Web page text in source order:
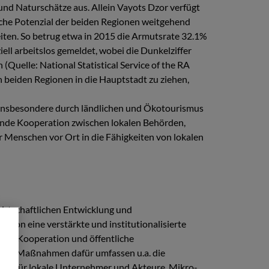
Naturschätze aus. Allein Vayots Dzor verfügt
Potenzial der beiden Regionen weitgehend
So betrug etwa in 2015 die Armutsrate 32.1%
arbeitslos gemeldet, wobei die Dunkelziffer
National Statistical Service of the RA
Regionen in die Hauptstadt zu ziehen,
durch ländlichen und Ökotourismus
Kooperation zwischen lokalen Behörden,
vor Ort in die Fähigkeiten von lokalen
Entwicklung und
eine verstärkte und institutionalisierte
die Kooperation und öffentliche
Maßnahmen dafür umfassen u.a. die